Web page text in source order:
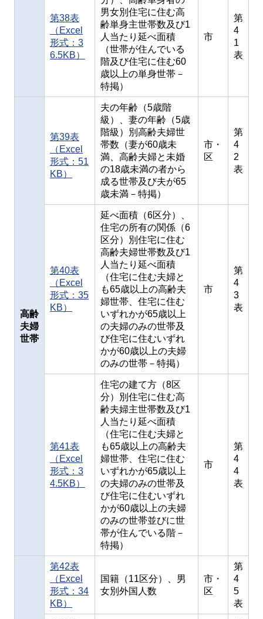
第38表
（Excel
形式：3
6.5KB）
男女別住宅に住む高
齢単身主世帯数及び1
人当たり延べ面積
（世帯が住んでいる
階及び住宅に住む60
歳以上の単身世帯－
特掲）
市
第
4
1
表
高齢
夫婦
世帯
第39表
（Excel
形式：51
KB）
夫の年齢（5歳階
級）、妻の年齢（5歳
階級）別高齢夫婦世
帯数（妻が60歳未
満、高齢夫婦と未婚
の18歳未満の者から
成る世帯及び夫が65
歳未満－特掲）
市・
区
第
4
2
表
第40表
（Excel
形式：35
KB）
延べ面積（6区分）、
住宅の所有の関係（6
区分）別住宅に住む
高齢夫婦世帯数及び1
人当たり延べ面積
（住宅に住む夫婦と
も65歳以上の高齢夫
婦世帯、住宅に住む
いずれかが65歳以上
の夫婦のみの世帯及
び住宅に住むいずれ
かが60歳以上の夫婦
のみの世帯－特掲）
市
第
4
3
表
第41表
（Excel
形式：3
4.5KB）
住宅の建て方（8区
分）別住宅に住む高
齢夫婦主世帯数及び1
人当たり延べ面積
（住宅に住む夫婦と
も65歳以上の高齢夫
婦世帯、住宅に住む
いずれかが65歳以上
の夫婦のみの世帯及
び住宅に住むいずれ
かが60歳以上の夫婦
のみの世帯並びに世
帯が住んでいる階－
特掲）
市
第
4
4
表
第42表
（Excel
形式：34
KB）
国籍（11区分）、男
女別外国人数
市・
区
第
4
5
表